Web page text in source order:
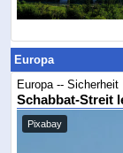
Europa
Europa -- Sicherheit
Schabbat-Streit
Pixabay